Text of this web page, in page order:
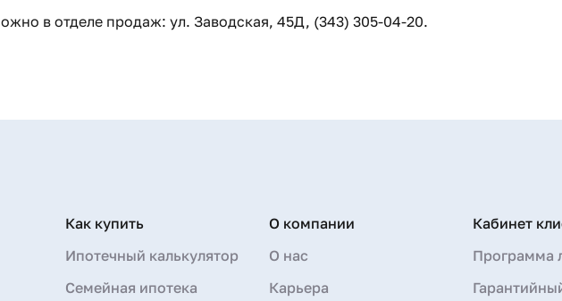
в отделе продаж: ул. Заводская, 45Д, (343) 305-04-20.
Как купить
Ипотечный калькулятор
Семейная ипотека
О компании
О нас
Карьера
Кабинет
Программа